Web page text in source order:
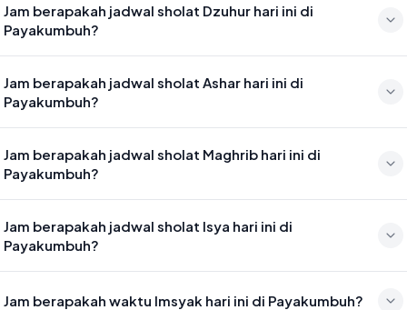
Jam berapakah jadwal sholat Dzuhur hari ini di
Payakumbuh?
Jam berapakah jadwal sholat Ashar hari ini di
Payakumbuh?
Jam berapakah jadwal sholat Maghrib hari ini di
Payakumbuh?
Jam berapakah jadwal sholat Isya hari ini di
Payakumbuh?
Jam berapakah waktu Imsyak hari ini di Payakumbuh?